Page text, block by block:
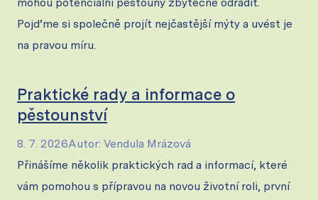
Pojďme si společně projít nejčastější mýty a uvést je
na pravou míru.
Praktické rady a informace o
pěstounství
8. 7. 2026Autor: Vendula Mrázová
Přinášíme několik praktických rad a informací, které
vám pomohou s přípravou na novou životní roli, první